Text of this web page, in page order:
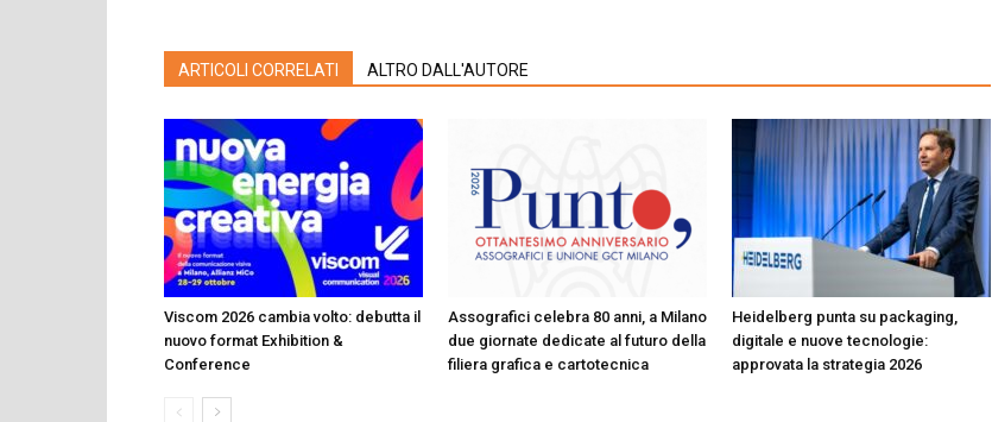
ARTICOLI CORRELATI ALTRO DALL'AUTORE
Viscom 2026 cambia volto: debutta il
nuovo format Exhibition &
Conference
Assografici celebra 80 anni, a Milano
due giornate dedicate al futuro della
filiera grafica e cartotecnica
Heidelberg punta su packaging,
digitale e nuove tecnologie:
approvata la strategia 2026